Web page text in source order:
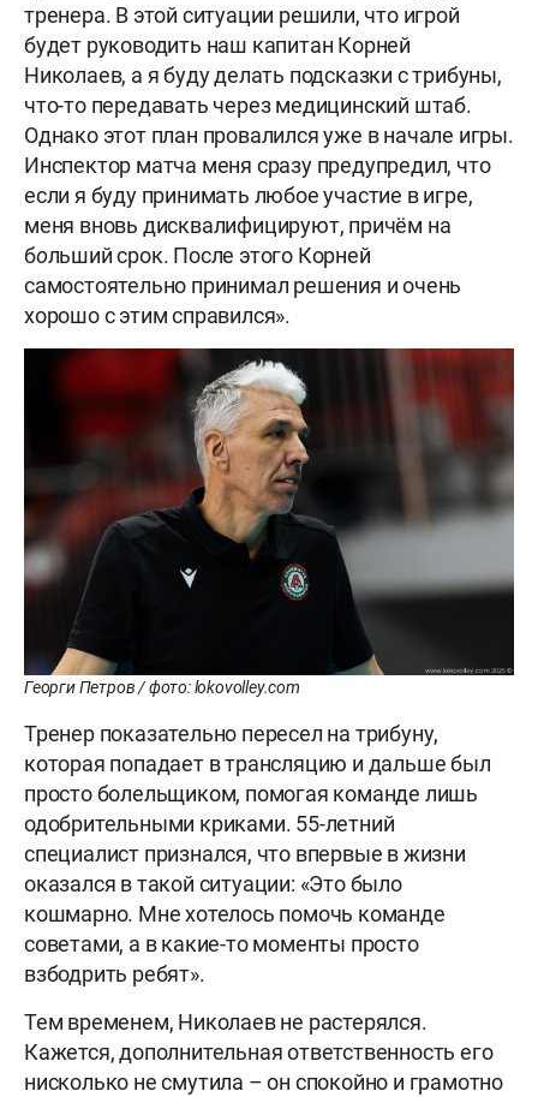
тренера. В этой ситуации решили, что игрой
будет руководить наш капитан Корней
Николаев, а я буду делать подсказки с трибуны,
что-то передавать через медицинский штаб.
Однако этот план провалился уже в начале игры.
Инспектор матча меня сразу предупредил, что
если я буду принимать любое участие в игре,
меня вновь дисквалифицируют, причём на
больший срок. После этого Корней
самостоятельно принимал решения и очень
хорошо с этим справился».
Георги Петров / фото: lokovolley.com
Тренер показательно пересел на трибуну,
которая попадает в трансляцию и дальше был
просто болельщиком, помогая команде лишь
одобрительными криками. 55-летний
специалист признался, что впервые в жизни
оказался в такой ситуации: «Это было
кошмарно. Мне хотелось помочь команде
советами, а в какие-то моменты просто
взбодрить ребят».
Тем временем, Николаев не растерялся.
Кажется, дополнительная ответственность его
нисколько не смутила – он спокойно и грамотно